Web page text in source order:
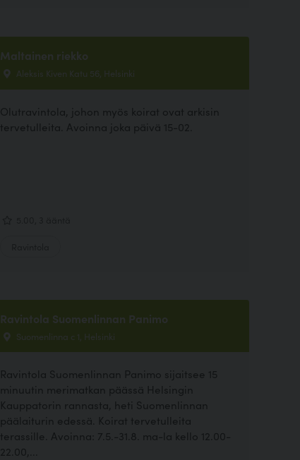
Maltainen riekko
Aleksis Kiven Katu 56, Helsinki
Olutravintola, johon myös koirat ovat arkisin
tervetulleita. Avoinna joka päivä 15-02.
Ravintola Suomenlinnan Panimo
Suomenlinna c 1, Helsinki
Ravintola Suomenlinnan Panimo sijaitsee 15
minuutin merimatkan päässä Helsingin
Kauppatorin rannasta, heti Suomenlinnan
päälaiturin edessä. Koirat tervetulleita
terassille. Avoinna: 7.5.-31.8. ma-la kello 12.00-
22.00,...